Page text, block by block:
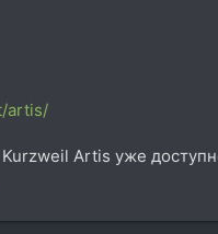
artis/
Artis уже